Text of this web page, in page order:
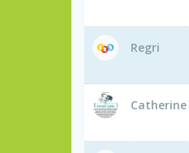
Regri
Catherine